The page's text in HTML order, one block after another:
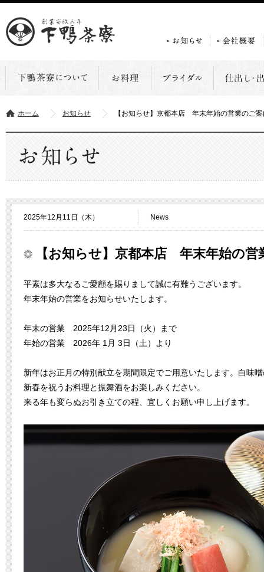
ホーム お知らせ 【お知らせ】京都本店 年末年始の営業のご
2025年12月11日（木） News
【お知らせ】京都本店 年末年始の営
平素は多大なるご愛顧を賜りまして誠に有難うございます。
年末年始の営業をお知らせいたします。
年末の営業 2025年12月23日（火）まで
年始の営業 2026年 1月 3日（土）より
新年はお正月の特別献立を期間限定でご用意いたします。白味
新春を祝うお料理と振舞酒をお楽しみください。
来る年も変らぬお引き立ての程、宜しくお願い申し上げます。